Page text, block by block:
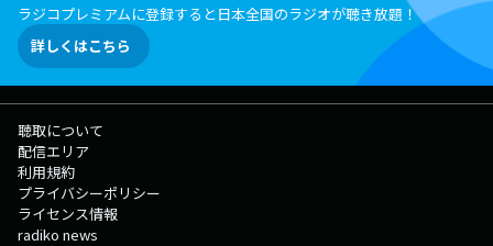
ラジコプレミアムに登録すると日本全国のラジオが聴き放題！
詳しくはこちら
聴取について
配信エリア
利用規約
プライバシーポリシー
ライセンス情報
radiko news